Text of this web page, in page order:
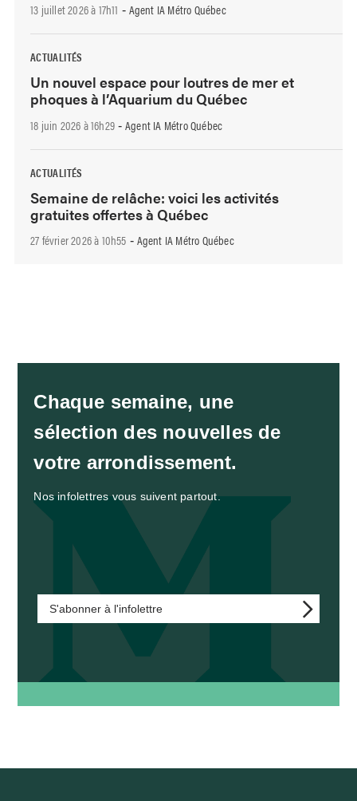
13 juillet 2026 à 17h11 - Agent IA Métro Québec
ACTUALITÉS
Un nouvel espace pour loutres de mer et
phoques à l’Aquarium du Québec
18 juin 2026 à 16h29 - Agent IA Métro Québec
ACTUALITÉS
Semaine de relâche: voici les activités
gratuites offertes à Québec
27 février 2026 à 10h55 - Agent IA Métro Québec
Chaque semaine, une
sélection des nouvelles de
votre arrondissement.
Nos infolettres vous suivent partout.
S'abonner à l'infolettre